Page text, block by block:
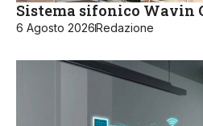
Sistema sifonico Wavin
6 Agosto 2026Redazione